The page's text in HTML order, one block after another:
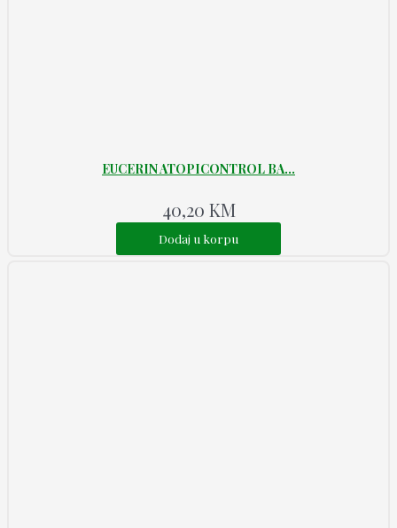
EUCERIN ATOPICONTROL BA...
40,20 KM
Dodaj u korpu